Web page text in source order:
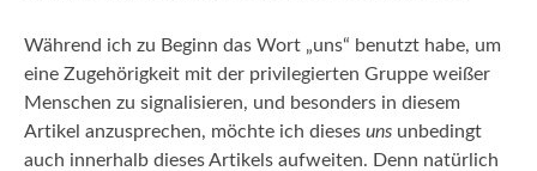
Während ich zu Beginn das Wort „uns“ benutzt habe, um
eine Zugehörigkeit mit der privilegierten Gruppe weißer
Menschen zu signalisieren, und besonders in diesem
Artikel anzusprechen, möchte ich dieses uns unbedingt
auch innerhalb dieses Artikels aufweiten. Denn natürlich